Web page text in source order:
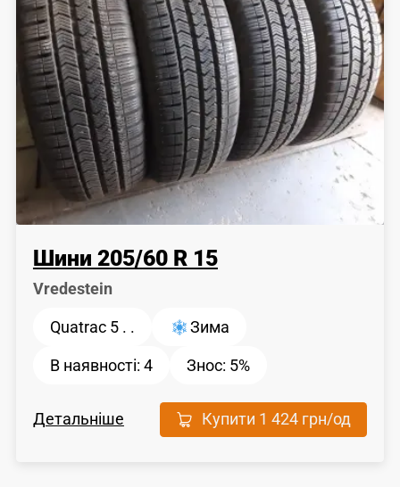
Шини 205/60 R 15
Vredestein
Quatrac 5 . . Зима
В наявності: 4 Знос: 5%
Детальніше Купити 1 424 грн/од